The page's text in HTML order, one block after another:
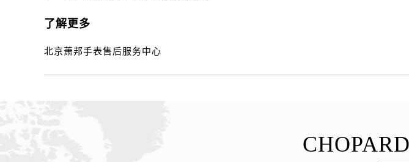
了解更多
北京萧邦手表售后服务中心